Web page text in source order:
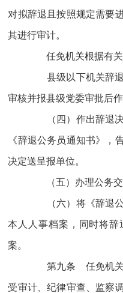
对拟辞退且按照规定需要
其进行审计。
任免机关根据有关
县级以下机关辞退
审核并报县级党委审批后作
（四）作出辞退决
《辞退公务员通知书》，
决定送呈报单位。
（五）办理公务交
（六）将《辞退公
本人人事档案，同时将
案。
第九条 任免机关
受审计、纪律审查、监察